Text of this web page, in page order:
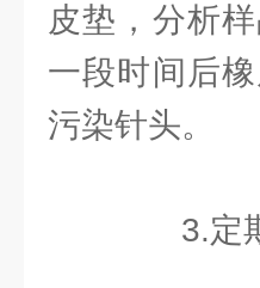
皮垫，分析
一段时间后
污染针头。
3.定期